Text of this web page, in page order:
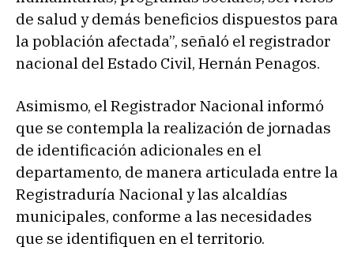
de salud y demás beneficios dispuestos para
la población afectada”, señaló el registrador
nacional del Estado Civil, Hernán Penagos.
Asimismo, el Registrador Nacional informó
que se contempla la realización de jornadas
de identificación adicionales en el
departamento, de manera articulada entre la
Registraduría Nacional y las alcaldías
municipales, conforme a las necesidades
que se identifiquen en el territorio.